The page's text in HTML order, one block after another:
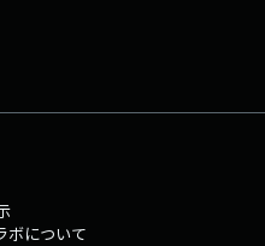
ボについて